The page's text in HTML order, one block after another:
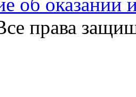
об оказании
права